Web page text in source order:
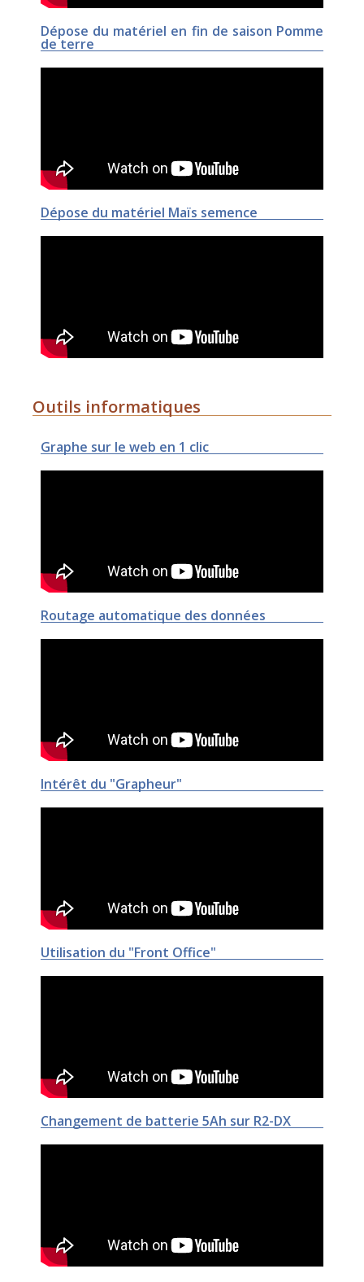
Dépose du matériel en fin de saison Pomme
de terre
Dépose du matériel Maïs semence
Outils informatiques
Graphe sur le web en 1 clic
Routage automatique des données
Intérêt du "Grapheur"
Utilisation du "Front Office"
Changement de batterie 5Ah sur R2-DX